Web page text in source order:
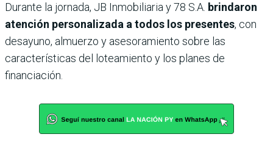
Durante la jornada, JB Inmobiliaria y 78 S.A. brindaron
atención personalizada a todos los presentes, con
desayuno, almuerzo y asesoramiento sobre las
características del loteamiento y los planes de
financiación.